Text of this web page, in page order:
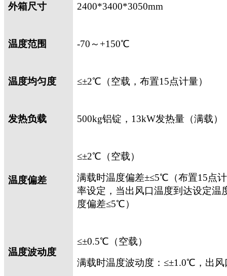
外箱尺寸 2400*3400*3050mm
温度范围 -70 ～ +150℃
温度均匀度 ≤±2℃（空载，布置15点计量）
发热负载 500kg铝锭， 13kW发热量（满载）
温度偏差
≤±2℃（空载）
满载时温度偏差±≤5℃（布置15点
率设定，当出风口温度到达设定温
度偏差≤5℃）
温度波动度
≤±0.5℃（空载）
满载时温度波动度：≤±1.0℃，出风